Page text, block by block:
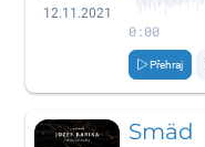
12.11.2021
0:00
Přehraj
Smäd